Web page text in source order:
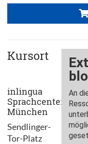
Kursort
inlingua
Sprachcenter
München
Sendlinger-
Tor-Platz